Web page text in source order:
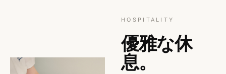
HOSPITALITY
優雅な休
息。